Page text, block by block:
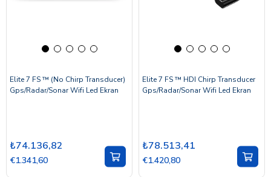
Elite 7 FS ™ (No Chirp Transducer)
Gps/Radar/Sonar Wifi Led Ekran
₺74.136,82
€1.341,60
Elite 7 FS ™ HDI Chirp Transducer
Gps/Radar/Sonar Wifi Led Ekran
₺78.513,41
€1.420,80